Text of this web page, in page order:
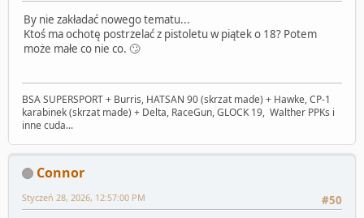
By nie zakładać nowego tematu...
Ktoś ma ochotę postrzelać z pistoletu w piątek o 18? Potem
może małe co nie co. 🙄
BSA SUPERSPORT + Burris, HATSAN 90 (skrzat made) + Hawke, CP-1
karabinek (skrzat made) + Delta, RaceGun, GLOCK 19, Walther PPKs i
inne cuda...
Connor
#50
Styczeń 28, 2026, 12:57:00 PM